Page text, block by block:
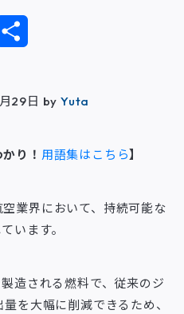
29日 byYuta
り！ 用語集はこちら】
業界において、持続可能な
います。
造される燃料で、従来のジ
を大幅に削減できるため、